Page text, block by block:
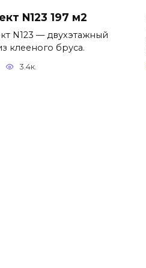
N123 197 м2
N123 — двухэтажный
клееного бруса.
3.4к.